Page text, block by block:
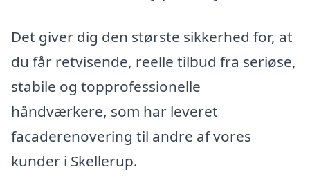
Det giver dig den største sikkerhed for, at
du får retvisende, reelle tilbud fra seriøse,
stabile og topprofessionelle
håndværkere, som har leveret
facaderenovering til andre af vores
kunder i Skellerup.